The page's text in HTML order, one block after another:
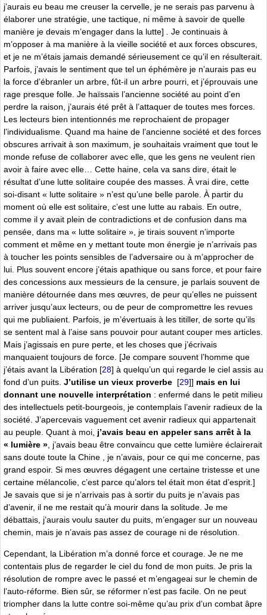
j’aurais eu beau me creuser la cervelle, je ne serais pas parvenu à
élaborer une stratégie, une tactique, ni même à savoir de quelle
manière je devais m’engager dans la lutte] . Je continuais à
m’opposer à ma manière à la vieille société et aux forces obscures,
et je ne m’étais jamais demandé sérieusement ce qu’il en résulterait.
Parfois, j’avais le sentiment que tel un éphémère je n’aurais pas eu
la force d’ébranler un arbre, fût-il un arbre pourri, et j’éprouvais une
rage presque folle. Je haïssais l’ancienne société au point d’en
perdre la raison, j’aurais été prêt à l’attaquer de toutes mes forces.
Les lecteurs bien intentionnés me reprochaient de propager
l’individualisme. Quand ma haine de l’ancienne société et des forces
obscures arrivait à son maximum, je souhaitais vraiment que tout le
monde refuse de collaborer avec elle, que les gens ne veulent rien
avoir à faire avec elle… Cette haine, cela va sans dire, était le
résultat d’une lutte solitaire coupée des masses. À vrai dire, cette
soi-disant « lutte solitaire » n’est qu’une belle parole. À partir du
moment où elle est solitaire, c’est une lutte au rabais. En outre,
comme il y avait plein de contradictions et de confusion dans ma
pensée, dans ma « lutte solitaire », je tirais souvent n’importe
comment et même en y mettant toute mon énergie je n’arrivais pas
à toucher les points sensibles de l’adversaire ou à m’approcher de
lui. Plus souvent encore j’étais apathique ou sans force, et pour faire
des concessions aux messieurs de la censure, je parlais souvent de
manière détournée dans mes œuvres, de peur qu’elles ne puissent
arriver jusqu’aux lecteurs, ou de peur de compromettre les revues
qui me publiaient. Parfois, je m’évertuais à les titiller, de sorte qu’ils
se sentent mal à l’aise sans pouvoir pour autant couper mes articles.
Mais j’agissais en pure perte, et les choses que j’écrivais
manquaient toujours de force. [Je compare souvent l’homme que
j’étais avant la Libération [28] à quelqu’un qui regarde le ciel assis au
fond d’un puits. J’utilise un vieux proverbe [29]] mais en lui
donnant une nouvelle interprétation : enfermé dans le petit milieu
des intellectuels petit-bourgeois, je contemplais l’avenir radieux de la
société. J’apercevais vaguement cet avenir radieux qui appartenait
au peuple. Quant à moi, j’avais beau en appeler sans arrêt à la
« lumière », j’avais beau être convaincu que cette lumière éclairerait
sans doute toute la Chine , je n’avais, pour ce qui me concerne, pas
grand espoir. Si mes œuvres dégagent une certaine tristesse et une
certaine mélancolie, c’est parce qu’alors tel était mon état d’esprit.]
Je savais que si je n’arrivais pas à sortir du puits je n’avais pas
d’avenir, il ne me restait qu’à mourir dans la solitude. Je me
débattais, j’aurais voulu sauter du puits, m’engager sur un nouveau
chemin, mais je n’avais pas assez de courage ni de résolution.
Cependant, la Libération m’a donné force et courage. Je ne me
contentais plus de regarder le ciel du fond de mon puits. Je pris la
résolution de rompre avec le passé et m’engageai sur le chemin de
l’auto-réforme. Bien sûr, se réformer n’est pas facile. On ne peut
triompher dans la lutte contre soi-même qu’au prix d’un combat âpre